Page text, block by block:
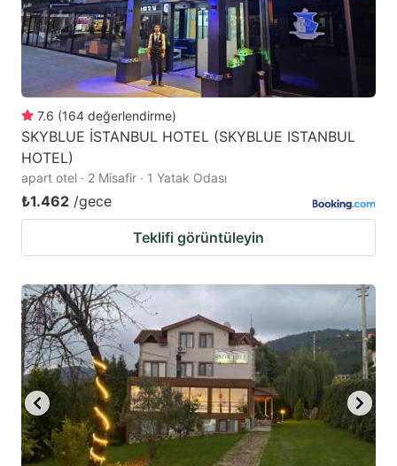
7.6 (164 değerlendirme)
SKYBLUE İSTANBUL HOTEL (SKYBLUE ISTANBUL
HOTEL)
apart otel · 2 Misafir · 1 Yatak Odası
₺1.462 /gece
Teklifi görüntüleyin